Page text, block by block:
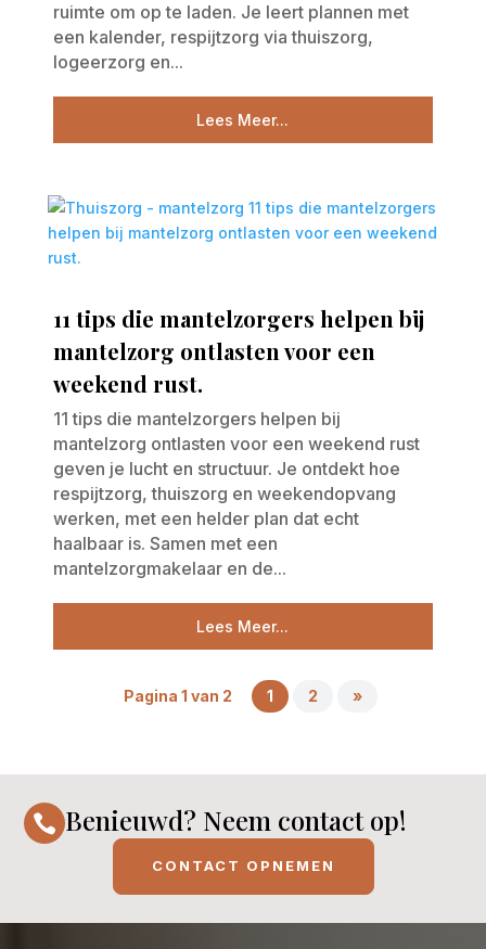
ruimte om op te laden. Je leert plannen met
een kalender, respijtzorg via thuiszorg,
logeerzorg en...
Lees Meer...
11 tips die mantelzorgers helpen bij
mantelzorg ontlasten voor een
weekend rust.
11 tips die mantelzorgers helpen bij
mantelzorg ontlasten voor een weekend rust
geven je lucht en structuur. Je ontdekt hoe
respijtzorg, thuiszorg en weekendopvang
werken, met een helder plan dat echt
haalbaar is. Samen met een
mantelzorgmakelaar en de...
Lees Meer...
Pagina 1 van 2 1 2 »
 Benieuwd? Neem contact op!
CONTACT OPNEMEN